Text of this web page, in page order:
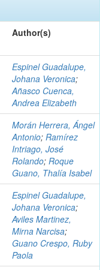
Author(s)
Espinel Guadalupe,
Johana Veronica;
Añasco Cuenca,
Andrea Elizabeth
Morán Herrera, Ángel
Antonio; Ramírez
Intriago, José
Rolando; Roque
Guano, Thalía Isabel
Espinel Guadalupe,
Johana Veronica;
Aviles Martinez,
Mirna Narcisa;
Guano Crespo, Ruby
Paola